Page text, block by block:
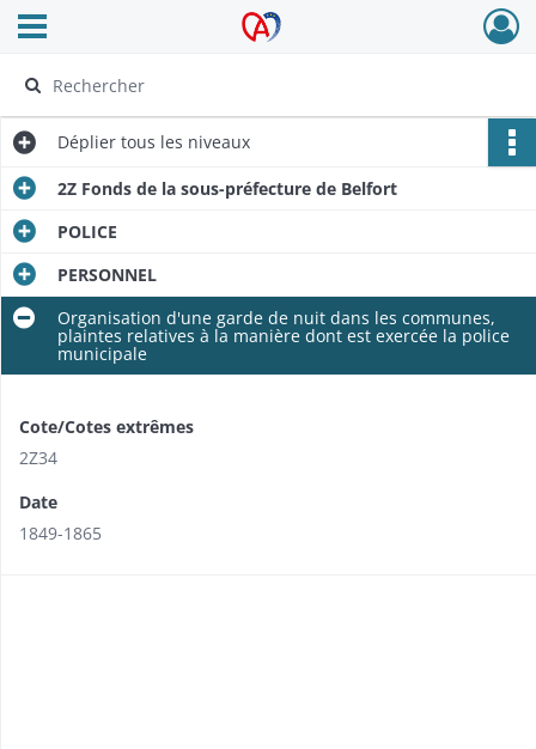
Archives Alsace - Colmar
Ouvrir le menu déroulant
Déplier tous les niveaux
2Z Fonds de la sous-préfecture de Belfort
POLICE
PERSONNEL
Organisation d'une garde de nuit dans les communes,
plaintes relatives à la manière dont est exercée la police
municipale
Cote/Cotes extrêmes
2Z34
Date
1849-1865